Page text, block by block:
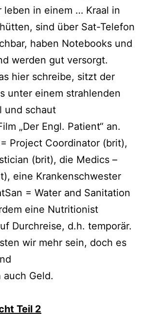
leben in einem … Kraal in
sind über Sat-Telefon
haben Notebooks und
werden gut versorgt.
hier schreibe, sitzt der
unter einem strahlenden
und schaut
„Der Engl. Patient“ an.
Project Coordinator (brit),
(brit), die Medics –
eine Krankenschwester
= Water and Sanitation
eine Nutritionist
Durchreise, d.h. temporär.
wir mehr sein, doch es
Geld.
Teil 2